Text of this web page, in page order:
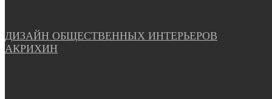
ДИЗАЙН ОБЩЕСТВЕННЫХ ИНТЕРЬЕРОВ
АКРИХИН